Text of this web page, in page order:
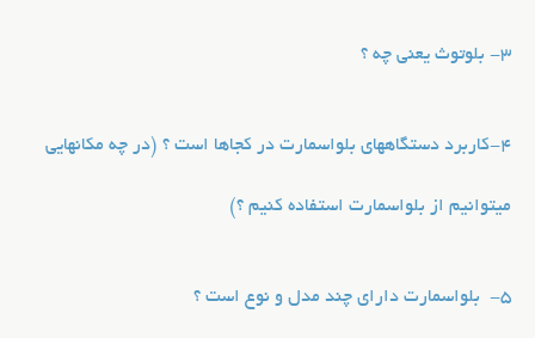
3- بلوتوث یعنی چه ؟
4- کاربرد دستگاههای بلواسمارت در کجاها است ؟ (در چه مکانهایی
میتوانیم از بلواسمارت استفاده کنیم ؟)
5- بلواسمارت دارای چند مدل و نوع است ؟